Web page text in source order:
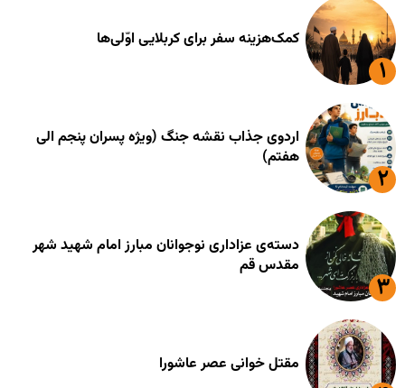
کمک‌هزینه سفر برای کربلایی اوّلی‌ها
اردوی جذاب نقشه جنگ (ویژه پسران پنجم الی
هفتم)
دسته‌ی عزاداری نوجوانان مبارز امام شهید شهر
مقدس قم
مقتل خوانی عصر عاشورا